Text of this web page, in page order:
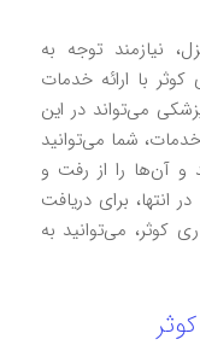
نیازمند توجه به
با ارائه خدمات
می‌تواند در این
شما می‌توانید
و آن‌ها را از رفت و
انتها، برای دریافت
کوثر، می‌توانید به